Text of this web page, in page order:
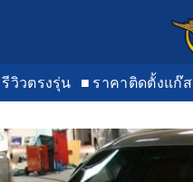
รีวิวตรงรุ่น ■ ราคาติดตั้งแก๊ส